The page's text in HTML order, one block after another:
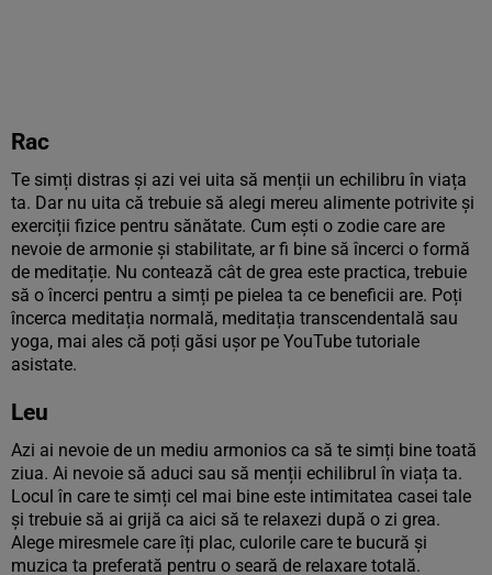
Rac
Te simți distras și azi vei uita să menții un echilibru în viața
ta. Dar nu uita că trebuie să alegi mereu alimente potrivite și
exerciții fizice pentru sănătate. Cum ești o zodie care are
nevoie de armonie și stabilitate, ar fi bine să încerci o formă
de meditație. Nu contează cât de grea este practica, trebuie
să o încerci pentru a simți pe pielea ta ce beneficii are. Poți
încerca meditația normală, meditația transcendentală sau
yoga, mai ales că poți găsi ușor pe YouTube tutoriale
asistate.
Leu
Azi ai nevoie de un mediu armonios ca să te simți bine toată
ziua. Ai nevoie să aduci sau să menții echilibrul în viața ta.
Locul în care te simți cel mai bine este intimitatea casei tale
și trebuie să ai grijă ca aici să te relaxezi după o zi grea.
Alege miresmele care îți plac, culorile care te bucură și
muzica ta preferată pentru o seară de relaxare totală.